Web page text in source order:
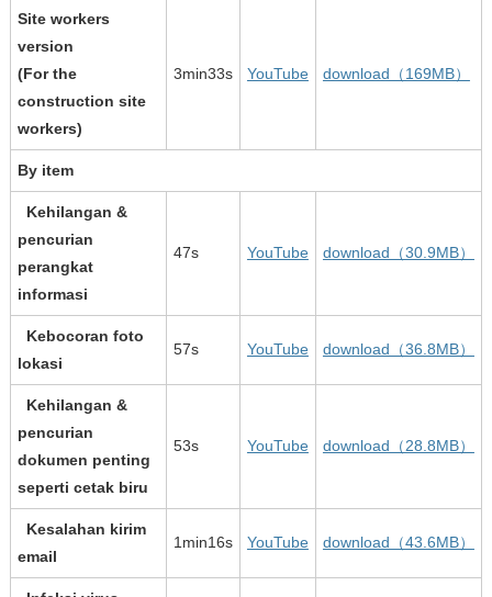
Site workers
version
(For the
construction site
workers)
3min33s YouTube download（169MB）
By item
Kehilangan &
pencurian
perangkat
informasi
47s YouTube download（30.9MB）
Kebocoran foto
lokasi
57s YouTube download（36.8MB）
Kehilangan &
pencurian
dokumen penting
seperti cetak biru
53s YouTube download（28.8MB）
Kesalahan kirim
email
1min16s YouTube download（43.6MB）